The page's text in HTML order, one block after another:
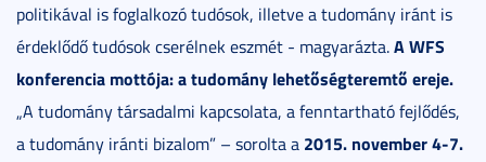
politikával is foglalkozó tudósok, illetve a tudomány iránt is
érdeklődő tudósok cserélnek eszmét - magyarázta.A WFS
konferencia mottója: a tudomány lehetőségteremtő ereje.
„A tudomány társadalmi kapcsolata, a fenntartható fejlődés,
a tudomány iránti bizalom” – sorolta a 2015. november 4-7.